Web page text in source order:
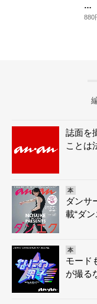
…
880
誌面を
ことは
本
ダンサ
載“ダ
本
モード
が撮る